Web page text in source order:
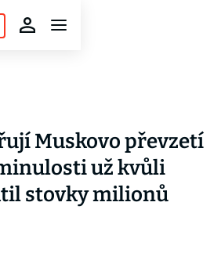
Muskovo převzetí
už kvůli
stovky milionů